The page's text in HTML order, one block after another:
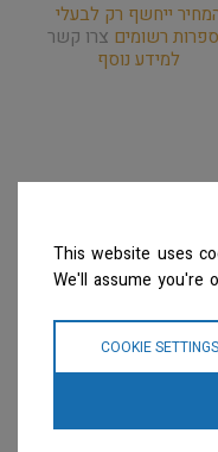
ייחשף רק לבעלי
רשומים צרו קשר
למידע נוסף
This website uses
We'll assume
COOKIE SETTINGS